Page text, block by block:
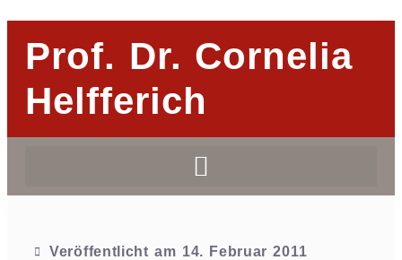
Prof. Dr. Cornelia
Helfferich
Veröffentlicht am 14. Februar 2011